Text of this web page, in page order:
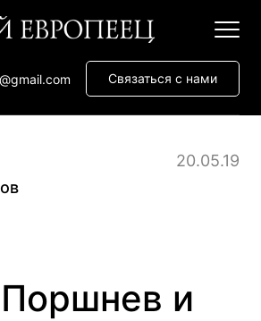
Связаться с нами
20.05.19
и